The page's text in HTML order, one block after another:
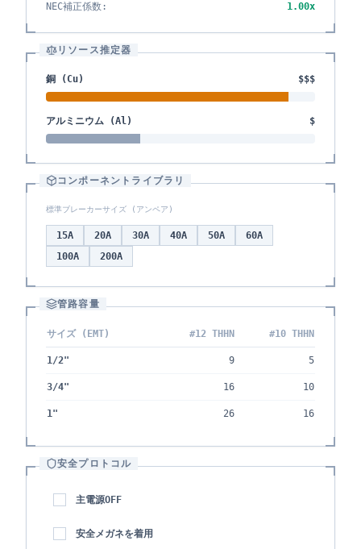
NEC補正係数 : 1.00x
リソース推定器
銅 (Cu) $$$
アルミニウム (Al) $
コンポーネントライブラリ
標準ブレーカーサイズ (アンペア)
15A 20A 30A 40A 50A 60A
100A 200A
管路容量
サイズ (EMT) #12 THHN #10 THHN
1/2" 9 5
3/4" 16 10
1" 26 16
安全プロトコル
主電源OFF
安全メガネを着用